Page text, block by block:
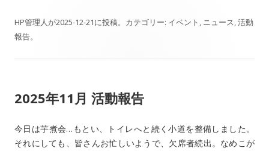
HP管理人が2025-12-21に投稿。カテゴリー: イベント , ニュース,活動
報告。
2025年11月 活動報告
今日は芋煮会…もとい、トイレへと続く小道を整備しました。
それにしても、皆さんお忙しいようで、欠席者続出。なめこが